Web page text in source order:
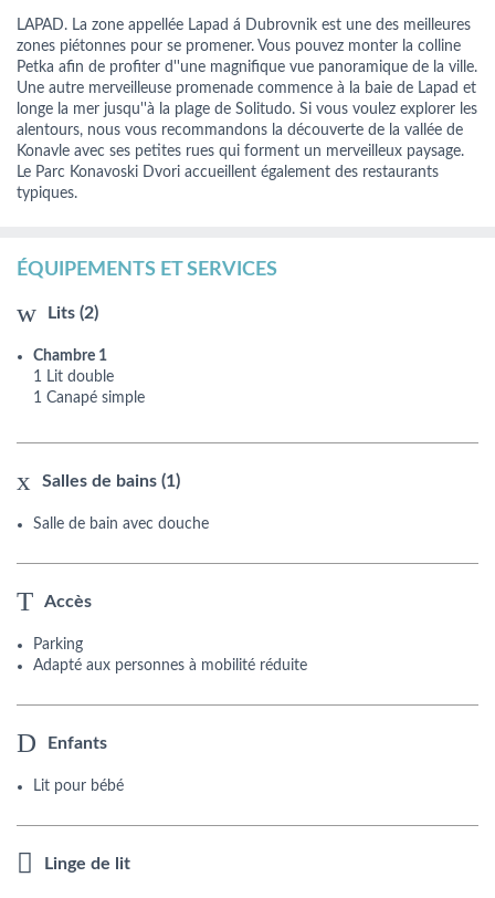
LAPAD. La zone appellée Lapad á Dubrovnik est une des meilleures
zones piétonnes pour se promener. Vous pouvez monter la colline
Petka afin de profiter d''une magnifique vue panoramique de la ville.
Une autre merveilleuse promenade commence à la baie de Lapad et
longe la mer jusqu''à la plage de Solitudo. Si vous voulez explorer les
alentours, nous vous recommandons la découverte de la vallée de
Konavle avec ses petites rues qui forment un merveilleux paysage.
Le Parc Konavoski Dvori accueillent également des restaurants
typiques.
ÉQUIPEMENTS ET SERVICES
Lits (2)
Chambre 1
1 Lit double
1 Canapé simple
Salles de bains (1)
Salle de bain avec douche
Accès
Parking
Adapté aux personnes à mobilité réduite
Enfants
Lit pour bébé
Linge de lit